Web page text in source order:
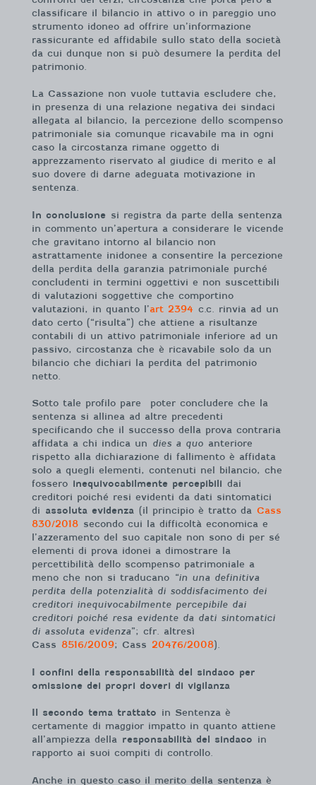
classificare il bilancio in attivo o in pareggio uno
strumento idoneo ad offrire un’informazione
rassicurante ed affidabile sullo stato della società
da cui dunque non si può desumere la perdita del
patrimonio.
La Cassazione non vuole tuttavia escludere che,
in presenza di una relazione negativa dei sindaci
allegata al bilancio, la percezione dello scompenso
patrimoniale sia comunque ricavabile ma in ogni
caso la circostanza rimane oggetto di
apprezzamento riservato al giudice di merito e al
suo dovere di darne adeguata motivazione in
sentenza.
In conclusione si registra da parte della sentenza
in commento un’apertura a considerare le vicende
che gravitano intorno al bilancio non
astrattamente inidonee a consentire la percezione
della perdita della garanzia patrimoniale purché
concludenti in termini oggettivi e non suscettibili
di valutazioni soggettive che comportino
valutazioni, in quanto l’art 2394 c.c. rinvia ad un
dato certo (“risulta”) che attiene a risultanze
contabili di un attivo patrimoniale inferiore ad un
passivo, circostanza che è ricavabile solo da un
bilancio che dichiari la perdita del patrimonio
netto.
Sotto tale profilo pare poter concludere che la
sentenza si allinea ad altre precedenti
specificando che il successo della prova contraria
affidata a chi indica un dies a quo anteriore
rispetto alla dichiarazione di fallimento è affidata
solo a quegli elementi, contenuti nel bilancio, che
fossero inequivocabilmente percepibili dai
creditori poiché resi evidenti da dati sintomatici
di assoluta evidenza (il principio è tratto da Cass
830/2018 secondo cui la difficoltà economica e
l’azzeramento del suo capitale non sono di per sé
elementi di prova idonei a dimostrare la
percettibilità dello scompenso patrimoniale a
meno che non si traducano “in una definitiva
perdita della potenzialità di soddisfacimento dei
creditori inequivocabilmente percepibile dai
creditori poiché resa evidente da dati sintomatici
di assoluta evidenza”; cfr. altresì
Cass 8516/2009; Cass 20476/2008).
I confini della responsabilità del sindaco per
omissione dei propri doveri di vigilanza
Il secondo tema trattato in Sentenza è
certamente di maggior impatto in quanto attiene
all’ampiezza della responsabilità del sindaco in
rapporto ai suoi compiti di controllo.
Anche in questo caso il merito della sentenza è